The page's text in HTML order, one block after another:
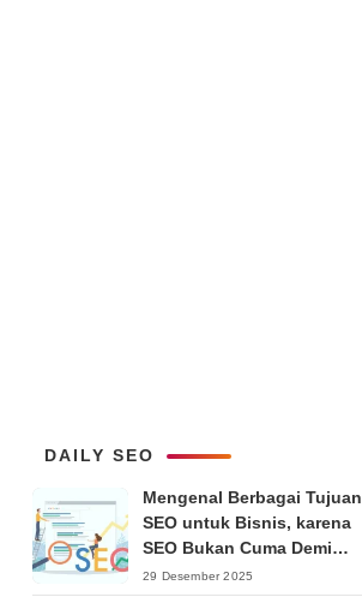
DAILY SEO
Mengenal Berbagai Tujuan
SEO untuk Bisnis, karena
SEO Bukan Cuma Demi
Ranking
29 Desember 2025